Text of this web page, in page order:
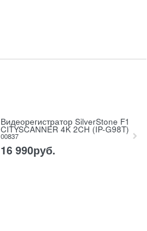
Видеорегистратор SilverStone F1
CITYSCANNER 4K 2CH (IP-G98T)
00837
16 990руб.